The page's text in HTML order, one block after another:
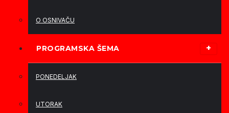
O OSNIVAČU
PROGRAMSKA ŠEMA
PONEDELJAK
UTORAK